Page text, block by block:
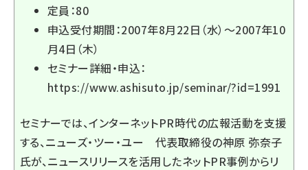
定員：80
申込受付期間：2007年8月22日（水）～2007年10
月4日（木）
セミナー詳細・申込：
https://www.ashisuto.jp/seminar/?id=1991
セミナーでは、インターネットPR時代の広報活動を支援
する、ニューズ・ツー・ユー 代表取締役の神原 弥奈子
氏が、ニュースリリースを活用したネットPR事例からリ